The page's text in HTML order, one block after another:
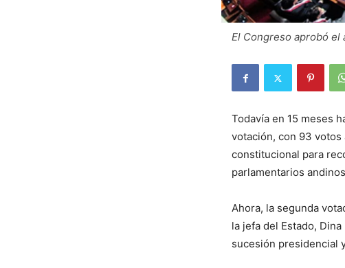
El Congreso aprobó el
Todavía en 15 meses
votación, con 93
constitucional para
parlamentarios
Ahora, la segunda
la jefa del Estado,
sucesión presidencial